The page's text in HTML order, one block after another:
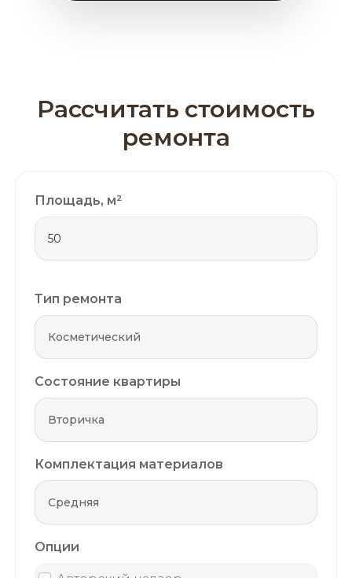
Рассчитать стоимость
ремонта
Площадь, м²
Тип ремонта
Состояние квартиры
Комплектация материалов
Опции